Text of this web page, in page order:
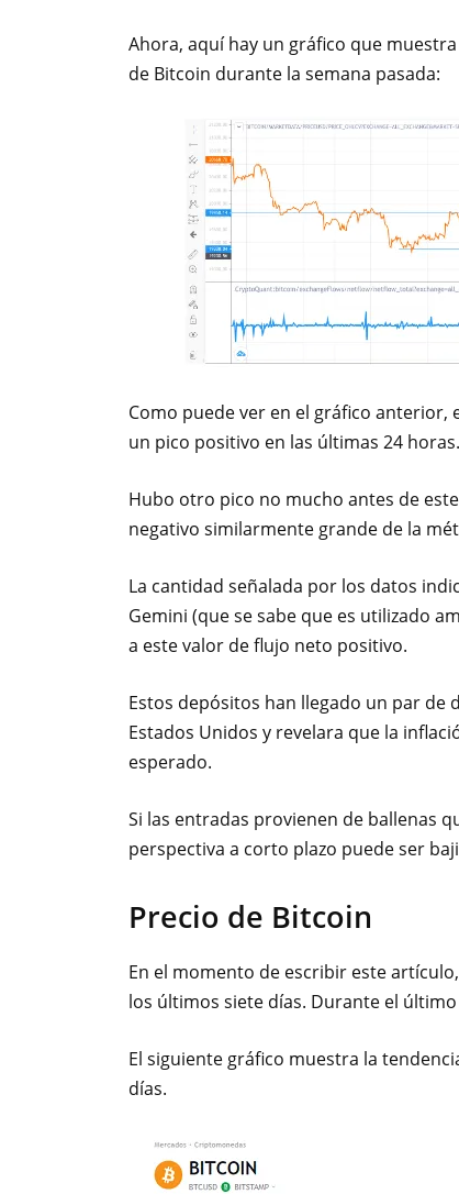
Ahora, aquí hay un gráfico que
de Bitcoin durante la semana pasada:
Como puede ver en el gráfico
un pico positivo en las últimas 24 horas.
Hubo otro pico no mucho antes de
negativo similarmente grande de la
La cantidad señalada por los datos
Gemini (que se sabe que es utilizado
a este valor de flujo neto positivo.
Estos depósitos han llegado un par de
Estados Unidos y revelara que la
esperado.
Si las entradas provienen de ballenas
perspectiva a corto plazo puede ser
Precio de Bitcoin
En el momento de escribir este
los últimos siete días. Durante el
El siguiente gráfico muestra la
días.